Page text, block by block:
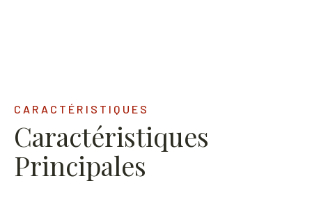
CARACTÉRISTIQUES
Caractéristiques
Principales